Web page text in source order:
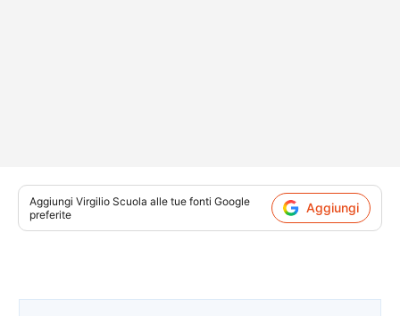
Aggiungi Virgilio Scuola alle tue fonti Google
preferite
Aggiungi